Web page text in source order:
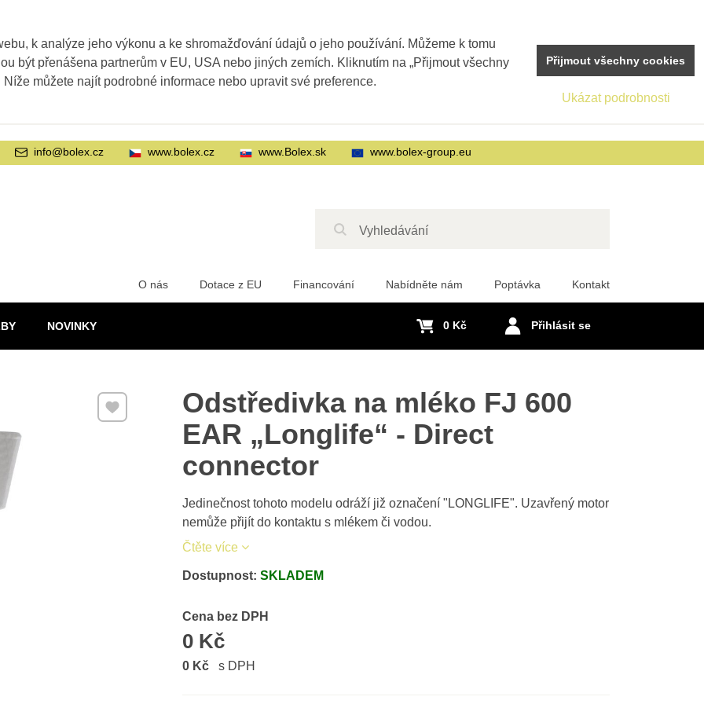
NOVINKY
O nás Dotace z EU Financování Nabídněte nám Poptávka Kontakt
Přihlásit se
0 Kč
info@bolex.cz www.bolex.cz www.Bolex.sk www.bolex-group.eu
Odstředivka na mléko FJ 600
EAR „Longlife“ - Direct
connector
Jedinečnost tohoto modelu odráží již označení "LONGLIFE". Uzavřený motor
nemůže přijít do kontaktu s mlékem či vodou.
Čtěte více
Přidat k Oblíbeným
Dostupnost: SKLADEM
Cena bez DPH
0 Kč
Cena s DPH
0 Kč s DPH
k analýze jeho výkonu a ke shromažďování údajů o jeho používání. Můžeme k tomu
být přenášena partnerům v EU, USA nebo jiných zemích. Kliknutím na „Přijmout všechny
můžete najít podrobné informace nebo upravit své preference.
Ukázat podrobnosti
Přijmout všechny cookies